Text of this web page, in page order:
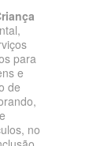
para
e
de
no